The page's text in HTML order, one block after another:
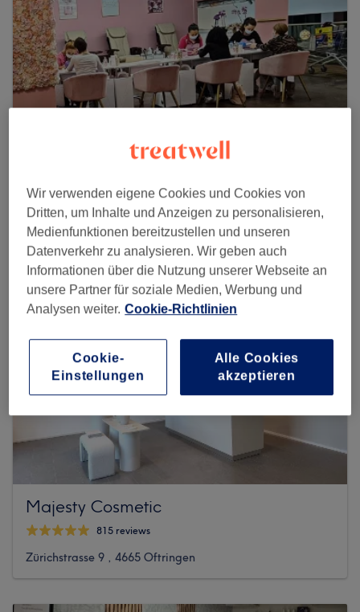
Diamond Nails & Beauty Spa -
116 reviews
Perry Center, Bernstrasse 4, 4665 Oftringen
Majesty Cosmetic
815 reviews
Zürichstrasse 9 , 4665 Oftringen
Wir verwenden eigene Cookies und Cookies von
Dritten, um Inhalte und Anzeigen zu personalisieren,
Medienfunktionen bereitzustellen und unseren
Datenverkehr zu analysieren. Wir geben auch
Informationen über die Nutzung unserer Webseite an
unsere Partner für soziale Medien, Werbung und
Analysen weiter. Cookie-Richtlinien
Alle Cookies
akzeptieren
Cookie-
Einstellungen